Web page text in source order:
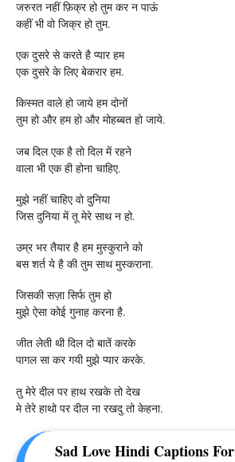
जरुरत नहीं फ़िक्र हो तुम कर न पाऊं
कहीं भी वो जिक्र हो तुम.
एक दुसरे से करते है प्यार हम
एक दुसरे के लिए बेकरार हम.
किस्मत वाले हो जाये हम दोनों
तुम हो और हम हो और मोहब्बत हो जाये.
जब दिल एक है तो दिल में रहने
वाला भी एक ही होना चाहिए.
मुझे नहीं चाहिए वो दुनिया
जिस दुनिया में तू मेरे साथ न हो.
उम्र भर तैयार है हम मुस्कुराने काे
बस शर्त ये है की तुम साथ मुस्कराना.
जिसकी सज़ा सिर्फ तुम हो
मुझे ऐसा कोई गुनाह करना है.
जीत लेती थी दिल दो बातें करके
पागल सा कर गयी मुझे प्यार करके.
तु मेरे दील पर हाथ रखके तो देख
मे तेरे हाथो पर दील ना रखदु तो केहना.
Sad Love Hindi Captions